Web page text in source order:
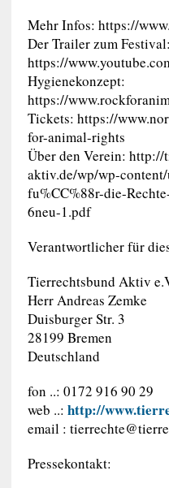
Mehr Infos: https://
Der Trailer zum Festival:
https://
Hygienekonzept:
https://
Tickets: https://
for-animal-rights
Über den Verein:
aktiv.de/wp/wp-
fu%CC%88r-die-
6neu-1.pdf
Verantwortlicher für
Tierrechtsbund Aktiv
Herr Andreas Zemke
Duisburger Str. 3
28199 Bremen
Deutschland
fon ..: 0172 916 90 29
web ..: http://
email :
Pressekontakt: